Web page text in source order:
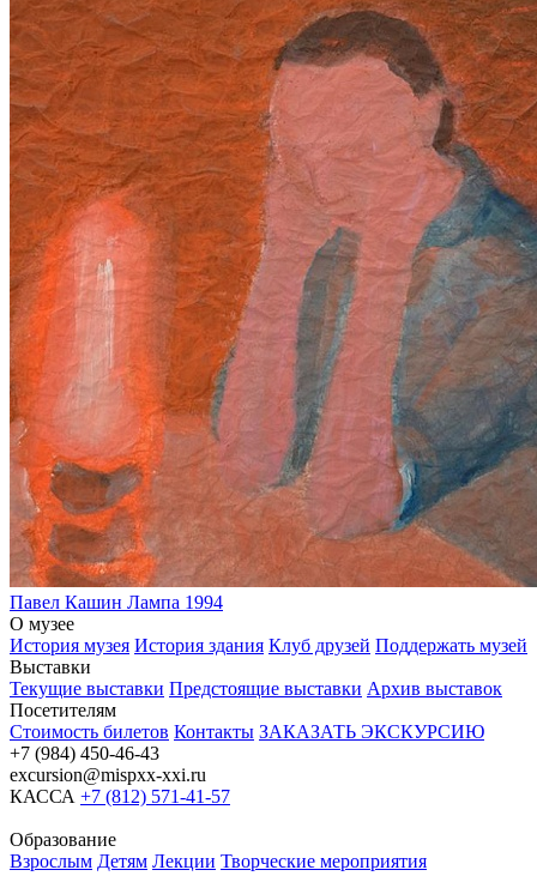
Павел Кашин Лампа 1994
О музее
История музея История здания Клуб друзей Поддержать музей
Выставки
Текущие выставки Предстоящие выставки Архив выставок
Посетителям
Стоимость билетов Контакты ЗАКАЗАТЬ ЭКСКУРСИЮ
+7 (984) 450-46-43
excursion@mispxx-xxi.ru
КАССА +7 (812) 571-41-57
Образование
Взрослым Детям Лекции Творческие мероприятия